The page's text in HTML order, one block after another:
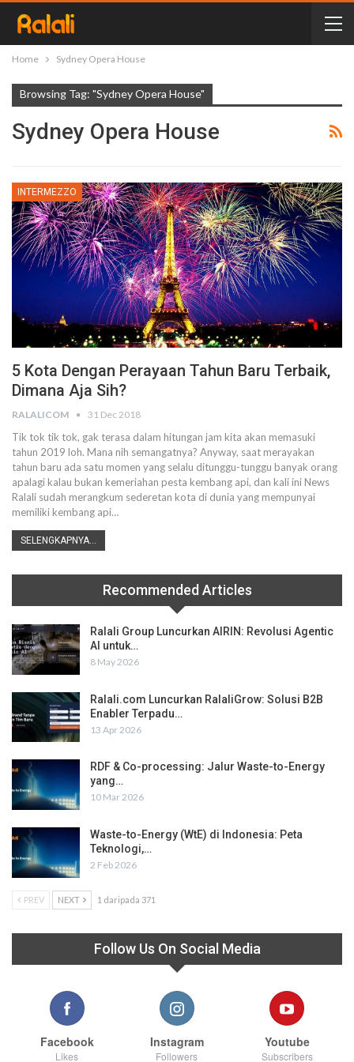
Home Sydney Opera House
Browsing Tag: "Sydney Opera House"
Sydney Opera House
INTERMEZZO
5 Kota Dengan Perayaan Tahun Baru Terbaik,
Dimana Aja Sih?
RALALICOM 31 Dec 2018
Tik tok tik tok, gak terasa dalam hitungan jam kita akan memasuki
tahun 2019 loh. Mana nih semangatnya? Anyway, saat merayakan
tahun baru ada satu momen yang selalu ditunggu-tunggu banyak orang
apalagi kalau bukan kemeriahan pesta kembang api, dan kali ini News
Ralali sudah merangkum sederetan kota di dunia yang mempunyai
memiliki kembang api…
SELENGKAPNYA...
Recommended Articles
Ralali Group Luncurkan AIRIN: Revolusi Agentic
AI untuk…
8 May 2026
Ralali.com Luncurkan RalaliGrow: Solusi B2B
Enabler Terpadu…
13 Apr 2026
RDF & Co-processing: Jalur Waste-to-Energy
yang…
10 Mar 2026
Waste-to-Energy (WtE) di Indonesia: Peta
Teknologi,…
2 Feb 2026
PREV NEXT 1 daripada 371
Follow Us On Social Media
Facebook
Likes
Instagram
Followers
Youtube
Subscribers